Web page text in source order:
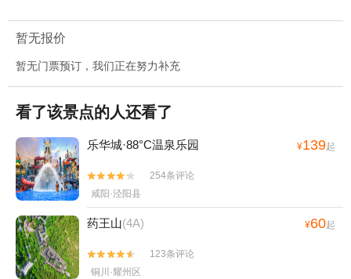
暂无报价
暂无门票预订，我们正在努力补充
看了该景点的人还看了
乐华城·88°C温泉乐园 ¥139起


254条评论
咸阳·泾阳县
药王山(4A) ¥60起


123条评论
铜川·耀州区